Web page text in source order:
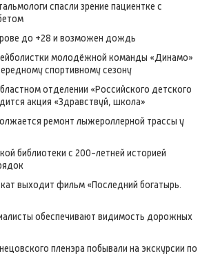
спасли зрение пациентке с
до +28 и возможен дождь
молодёжной команды «Динамо»
спортивному сезону
отделении «Российского детского
акция «Здравствуй, школа»
ремонт лыжероллерной трассы у
библиотеки с 200-летней историей
выходит фильм «Последний богатырь.
обеспечивают видимость дорожных
пленэра побывали на экскурсии по